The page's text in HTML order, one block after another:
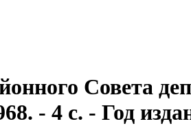
Совета
- 4 с. - Год